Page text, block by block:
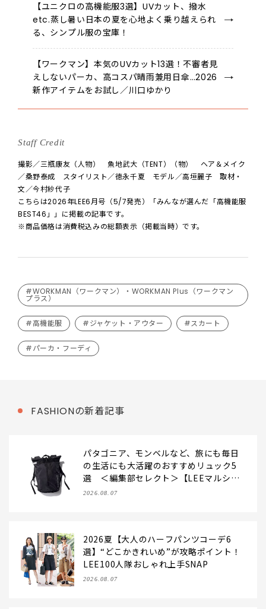
【ユニクロの高機能服3選】UVカット、撥水
etc.蒸し暑い日本の夏を心地よく乗り越えられ
る、シンプル服の宝庫！
【ワークマン】本気のUVカット13選！不審者見
えしないパーカ、高コスパ晴雨兼用日傘…2026
新作アイテムをお試し／川口ゆかり
Staff Credit
撮影／三瓶康友（人物） 魚地武大（TENT）（物） ヘア＆メイク
／桑野泰成 スタイリスト／徳永千夏 モデル／高垣麗子 取材・
文／今村紗代子
こちらは2026年LEE6月号（5/7発売）「みんなが選んだ「高機能服
BEST46」」に掲載の記事です。
※商品価格は消費税込みの総額表示（掲載当時）です。
#WORKMAN（ワークマン）・WORKMAN Plus（ワークマン
プラス）
#高機能服 #ジャケット・アウター #スカート
#パーカ・フーディ
FASHIONの新着記事
パタゴニア、モンベルなど、旅にも毎日
の生活にも大活躍のおすすめリュック5
選 ＜編集部セレクト＞【LEEマルシ
ェ】
2026.08.07
2026夏【大人のハーフパンツコーデ6
選】“どこかきれいめ”が攻略ポイント！
LEE100人隊おしゃれ上手SNAP
2026.08.07